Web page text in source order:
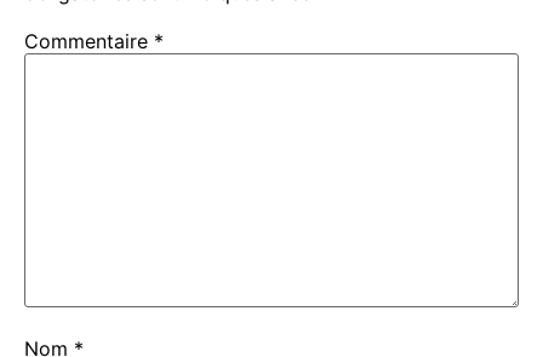
Commentaire *
Nom *